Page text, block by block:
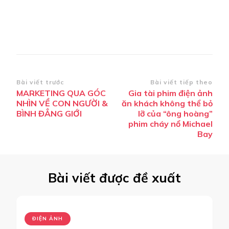
Điều
hướng
bài
Bài viết trước
MARKETING QUA GÓC
NHÌN VỀ CON NGƯỜI &
BÌNH ĐẲNG GIỚI
Bài viết tiếp theo
Gia tài phim điện ảnh
ăn khách không thể bỏ
lỡ của “ông hoàng”
phim cháy nổ Michael
Bay
Bài viết được đề xuất
ĐIỆN ẢNH